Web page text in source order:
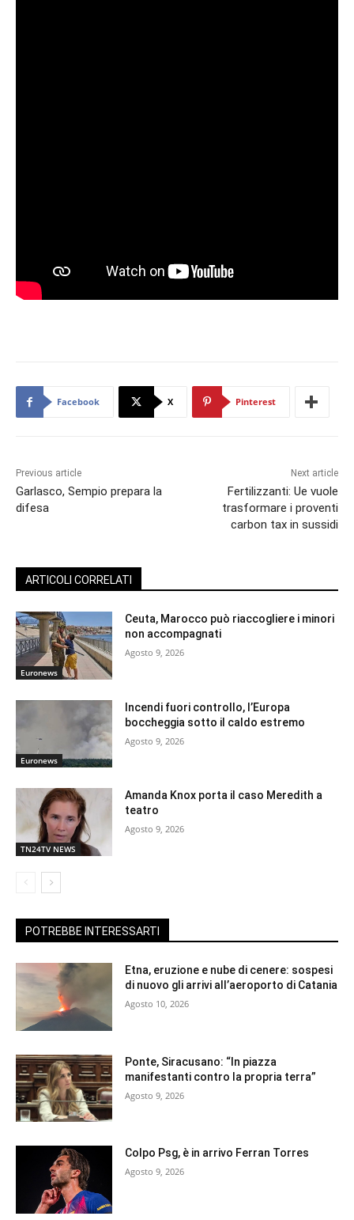
Facebook X Pinterest
Previous article
Garlasco, Sempio prepara la
difesa
Next article
Fertilizzanti: Ue vuole
trasformare i proventi
carbon tax in sussidi
ARTICOLI CORRELATI
Euronews
Ceuta, Marocco può riaccogliere i minori
non accompagnati
Agosto 9, 2026
Euronews
Incendi fuori controllo, l’Europa
boccheggia sotto il caldo estremo
Agosto 9, 2026
TN24TV NEWS
Amanda Knox porta il caso Meredith a
teatro
Agosto 9, 2026
POTREBBE INTERESSARTI
Etna, eruzione e nube di cenere: sospesi
di nuovo gli arrivi all’aeroporto di Catania
Agosto 10, 2026
Ponte, Siracusano: “In piazza
manifestanti contro la propria terra”
Agosto 9, 2026
Colpo Psg, è in arrivo Ferran Torres
Agosto 9, 2026